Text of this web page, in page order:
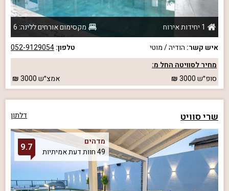
1 יחידות אירוח
מקסימום אורחים ללינה: 6
איש קשר: הודיה / מוטי טלפון:052-9129054
מחיר לסוויטה החל מ:
סופ״ש3000 אמצ״ש3000
שרי סוויט דלתון
מדהים
49 חוות דעת אמיתיות
9.7